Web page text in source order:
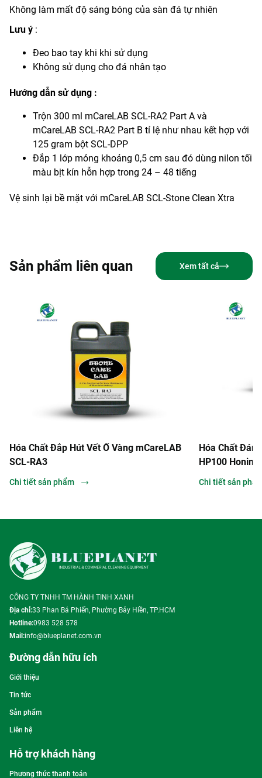
Không làm mất độ sáng bóng của sàn đá tự nhiên
Lưu ý :
Đeo bao tay khi khi sử dụng
Không sử dụng cho đá nhân tạo
Hướng dẫn sử dụng :
Trộn 300 ml mCareLAB SCL-RA2 Part A và
mCareLAB SCL-RA2 Part B tỉ lệ như nhau kết hợp với
125 gram bột SCL-DPP
Đắp 1 lớp mỏng khoảng 0,5 cm sau đó dùng nilon tối
màu bịt kín hỗn hợp trong 24 – 48 tiếng
Vệ sinh lại bề mặt với mCareLAB SCL-Stone Clean Xtra
Sản phẩm liên quan Xem tất cả
Đắp Hút Vết Ố Vàng mCareLAB
phẩm
Hóa Chất Đánh Bóng
HP100 Honing Powder
Chi tiết sản phẩm
CÔNG TY TNHH TM HÀNH TINH XANH
Địa chỉ:33 Phan Bá Phiến, Phường Bảy Hiền, TP.HCM
Hotline:0983 528 578
Mail:info@blueplanet.com.vn
Đường dẫn hữu ích
Giới thiệu
Tin tức
Sản phẩm
Liên hệ
Hỗ trợ khách hàng
Phương thức thanh toán